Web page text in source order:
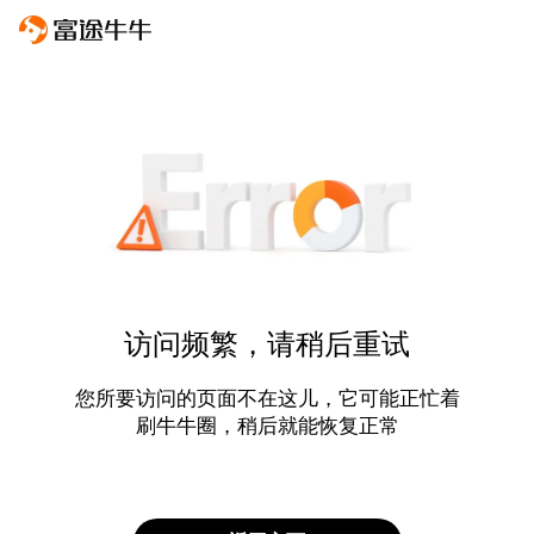
访问频繁，请稍后重试
您所要访问的页面不在这儿，它可能正忙着
刷牛牛圈，稍后就能恢复正常